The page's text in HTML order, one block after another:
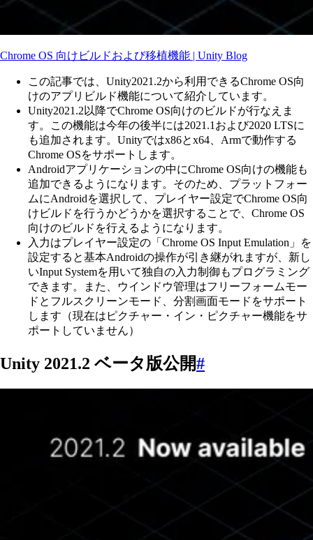
Chrome OS 向けビルドおよび移植機能 | Unity Blog
この記事では、Unity2021.2から利用できるChrome OS向
けのアプリビルド機能について紹介しています。
Unity2021.2以降でChrome OS向けのビルドが行なえま
す。この機能は今年の後半には2021.1および2020 LTSに
も追加されます。Unityではx86とx64、Armで動作する
Chrome OSをサポートします。
Androidアプリケーションの中にChrome OS向けの機能も
追加できるようになります。そのため、プラットフォー
ムにAndroidを選択して、プレイヤー設定でChrome OS向
けビルドを行うかどうかを選択することで、Chrome OS
向けのビルドを行えるようになります。
入力はプレイヤー設定の「Chrome OS Input Emulation」を
設定すると基本Androidの操作が引き継がれますが、新し
いInput Systemを用いて独自の入力制御もプログラミング
できます。また、ウインドウ管理はフリーフォームモー
ドとフルスクリーンモード、分割画面モードをサポート
します（現在はピクチャー・イン・ピクチャー機能をサ
ポートしていません）
Unity 2021.2 ベータ版公開#